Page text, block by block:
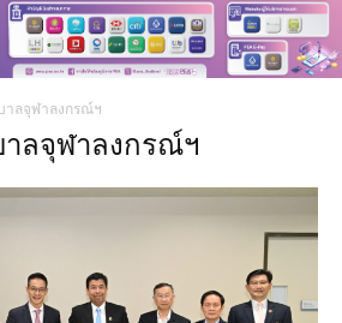
าลจุฬาลงกรณ์ฯ
าลจุฬาลงกรณ์ฯ